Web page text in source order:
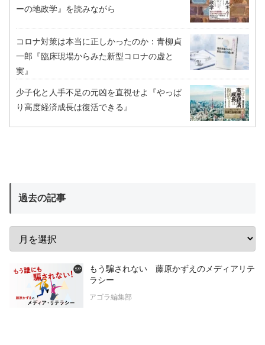
ーの地政学』を読みながら
コロナ対策は本当に正しかったのか：青柳貞
一郎『臨床現場からみた新型コロナの虚と
実』
少子化と人手不足の元凶を直視せよ『やっぱ
り高度経済成長は復活できる』
過去の記事
もう騙されない 藤原かずえのメディアリテ
ラシー
アゴラ編集部